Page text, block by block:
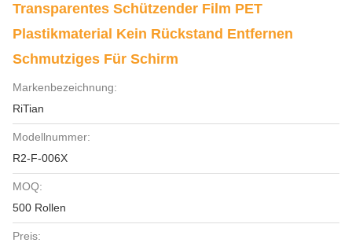
Transparentes Schützender Film PET
Plastikmaterial Kein Rückstand Entfernen
Schmutziges Für Schirm
Markenbezeichnung:
RiTian
Modellnummer:
R2-F-006X
MOQ:
500 Rollen
Preis: